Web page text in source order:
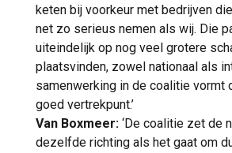
keten bij voorkeur met bedrijven
net zo serieus nemen als wij. Die
uiteindelijk op nog veel grotere
plaatsvinden, zowel nationaal als
samenwerking in de coalitie vormt
goed vertrekpunt.’
Van Boxmeer: ‘De coalitie zet de
dezelfde richting als het gaat om